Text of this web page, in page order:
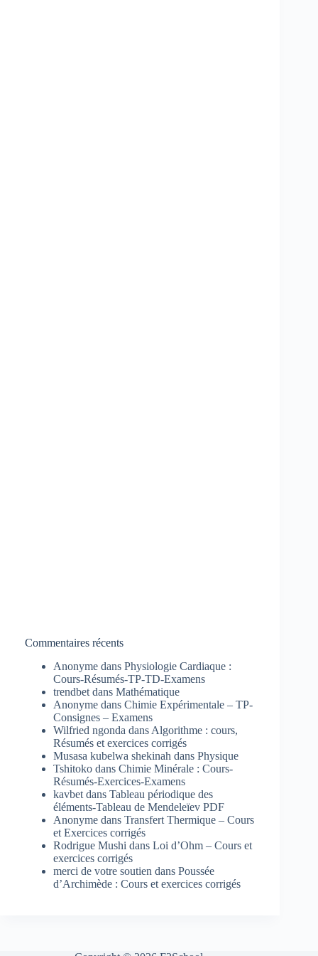
Commentaires récents
Anonyme dans Physiologie Cardiaque :
Cours-Résumés-TP-TD-Examens
trendbet dans Mathématique
Anonyme dans Chimie Expérimentale – TP-
Consignes – Examens
Wilfried ngonda dans Algorithme : cours,
Résumés et exercices corrigés
Musasa kubelwa shekinah dans Physique
Tshitoko dans Chimie Minérale : Cours-
Résumés-Exercices-Examens
kavbet dans Tableau périodique des
éléments-Tableau de Mendeleïev PDF
Anonyme dans Transfert Thermique – Cours
et Exercices corrigés
Rodrigue Mushi dans Loi d’Ohm – Cours et
exercices corrigés
merci de votre soutien dans Poussée
d’Archimède : Cours et exercices corrigés